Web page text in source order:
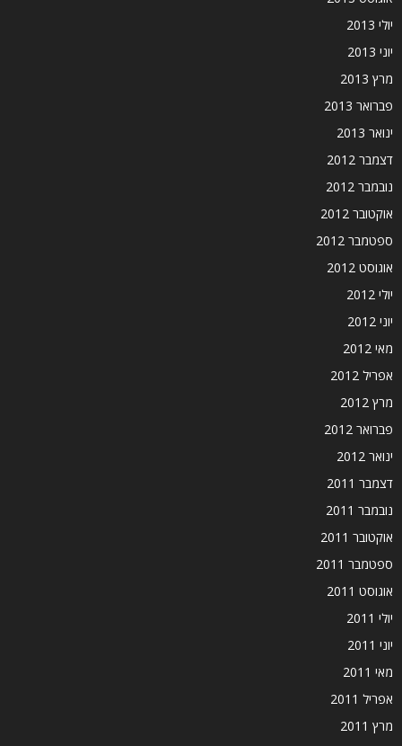
יולי 2013
יוני 2013
מרץ 2013
פברואר 2013
ינואר 2013
דצמבר 2012
נובמבר 2012
אוקטובר 2012
ספטמבר 2012
אוגוסט 2012
יולי 2012
יוני 2012
מאי 2012
אפריל 2012
מרץ 2012
פברואר 2012
ינואר 2012
דצמבר 2011
נובמבר 2011
אוקטובר 2011
ספטמבר 2011
אוגוסט 2011
יולי 2011
יוני 2011
מאי 2011
אפריל 2011
מרץ 2011